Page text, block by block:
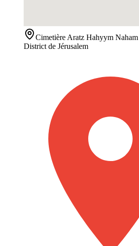
Cimetière Aratz Hahyym Naham
District de Jérusalem